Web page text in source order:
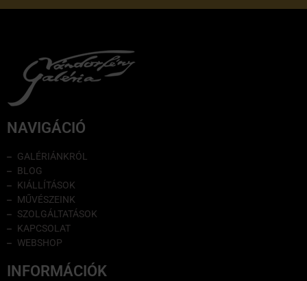
NAVIGÁCIÓ
GALÉRIÁNKRÓL
BLOG
KIÁLLÍTÁSOK
MŰVÉSZEINK
SZOLGÁLTATÁSOK
KAPCSOLAT
WEBSHOP
INFORMÁCIÓK